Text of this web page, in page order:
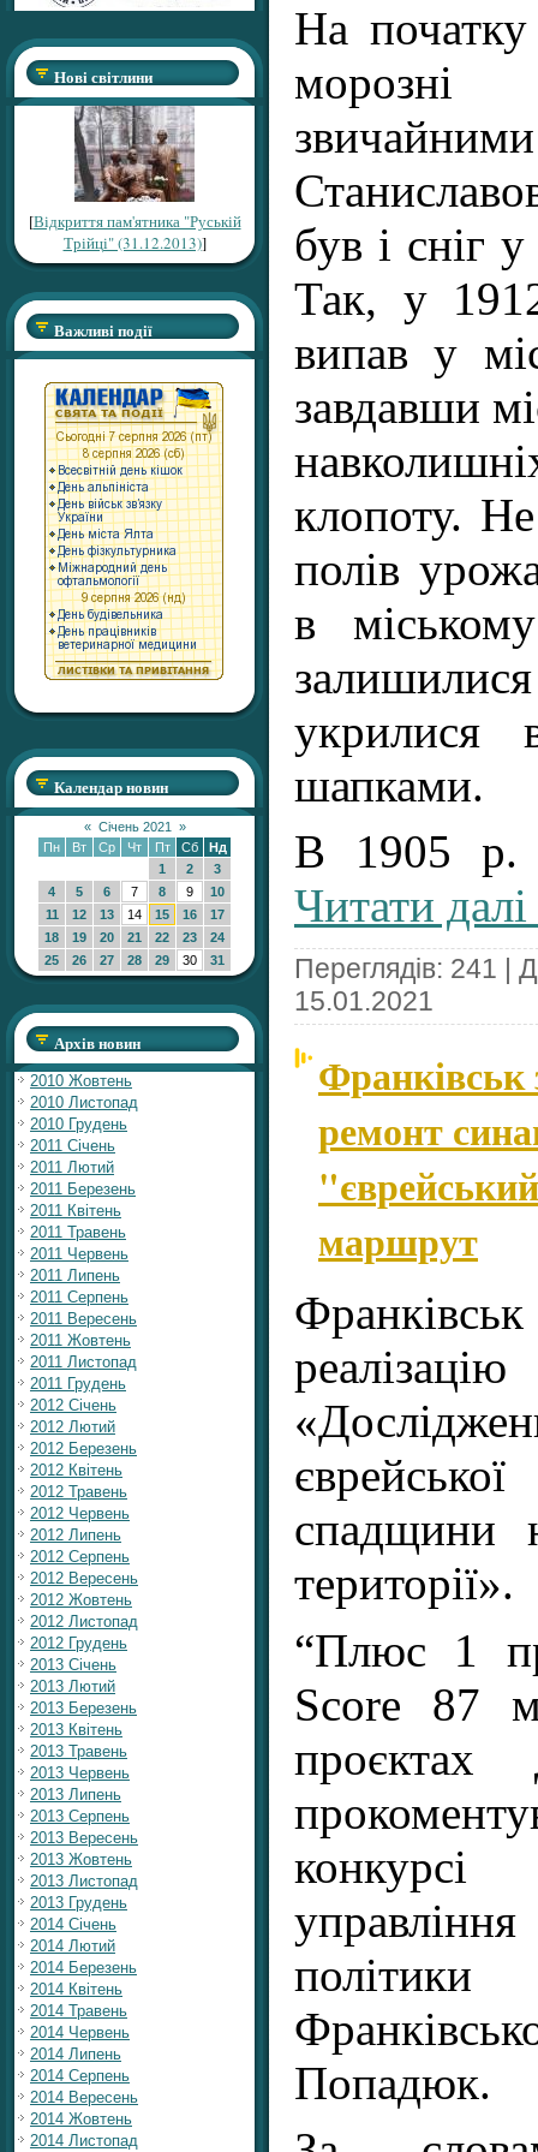
Нові світлини
[Відкриття пам'ятника "Руській
Трійці" (31.12.2013)]
Важливі події
Календар новин
« Січень 2021
»
Пн
Вт Ср Чт Пт Сб
Нд
1
2
3
4
5 6 7 8 9
10
11
12 13 14 15 16
17
18
19 20 21 22 23
24
25
26 27 28 29 30 31
Архів новин
2010 Жовтень
2010 Листопад
2010 Грудень
2011 Січень
2011 Лютий
2011 Березень
2011 Квітень
2011 Травень
2011 Червень
2011 Липень
2011 Серпень
2011 Вересень
2011 Жовтень
2011 Листопад
2011 Грудень
2012 Січень
2012 Лютий
2012 Березень
2012 Квітень
2012 Травень
2012 Червень
2012 Липень
2012 Серпень
2012 Вересень
2012 Жовтень
2012 Листопад
2012 Грудень
2013 Січень
2013 Лютий
2013 Березень
2013 Квітень
2013 Травень
2013 Червень
2013 Липень
2013 Серпень
2013 Вересень
2013 Жовтень
2013 Листопад
2013 Грудень
2014 Січень
2014 Лютий
2014 Березень
2014 Квітень
2014 Травень
2014 Червень
2014 Липень
2014 Серпень
2014 Вересень
2014 Жовтень
2014 Листопад
На
був і сніг
Так, у
випав у
завдавши
клопоту.
полів
в
укрилися
шапками.
В 1905 р.
Читати
Переглядів: 241 |
15.01.2021
Франківськ
ремонт
маршрут
спадщини
території».
“Плюс 1
Score 87
політики
Попадюк.